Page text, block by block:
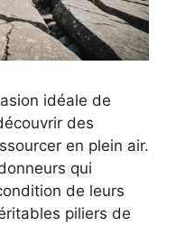
idéale de
des
en plein air.
qui
de leurs
piliers de